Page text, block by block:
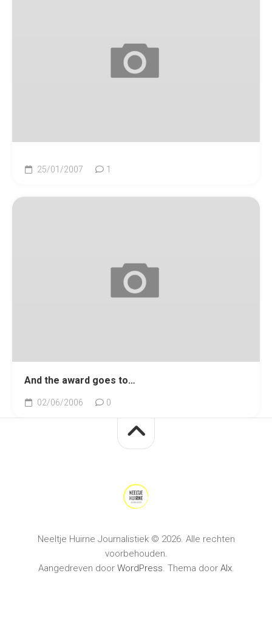
25/01/2007 1
And the award goes to…
02/06/2006 0
Neeltje Huirne Journalistiek © 2026. Alle rechten
voorbehouden.
Aangedreven door WordPress. Thema door Alx.